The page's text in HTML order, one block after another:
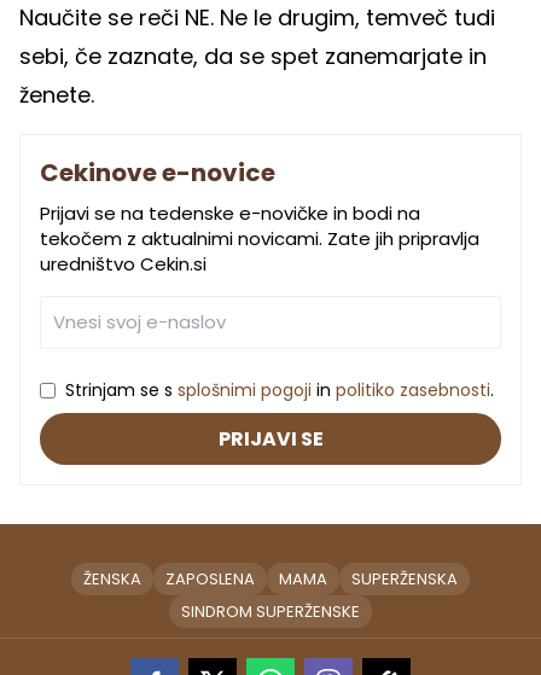
Naučite se reči NE. Ne le drugim, temveč tudi
sebi, če zaznate, da se spet zanemarjate in
ženete.
Cekinove e-novice
Prijavi se na tedenske e-novičke in bodi na
tekočem z aktualnimi novicami. Zate jih pripravlja
uredništvo Cekin.si
Strinjam se s splošnimi pogoji in politiko zasebnosti.
PRIJAVI SE
ŽENSKA ZAPOSLENA MAMA
SUPERŽENSKA
SINDROM SUPERŽENSKE